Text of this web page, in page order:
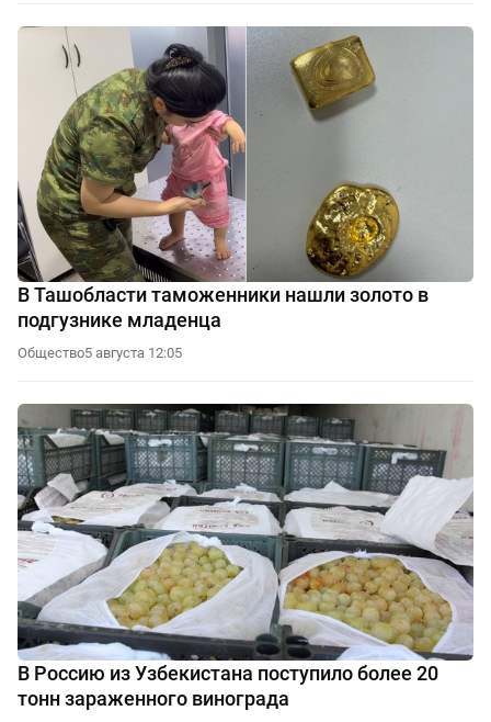
В Ташобласти таможенники нашли золото в
подгузнике младенца
Общество5 августа 12:05
В Россию из Узбекистана поступило более 20
тонн зараженного винограда